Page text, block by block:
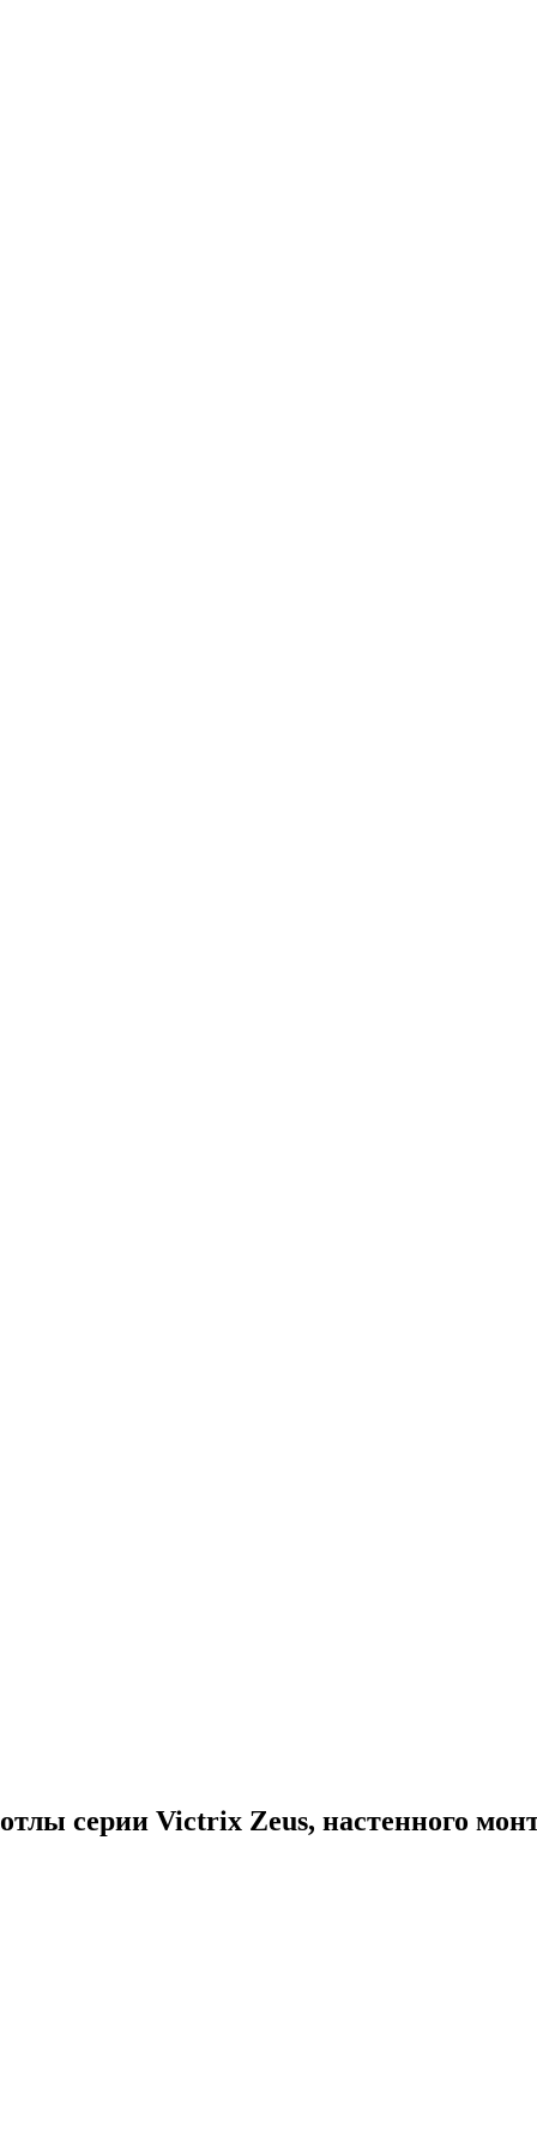
серии Victrix Zeus, настенного